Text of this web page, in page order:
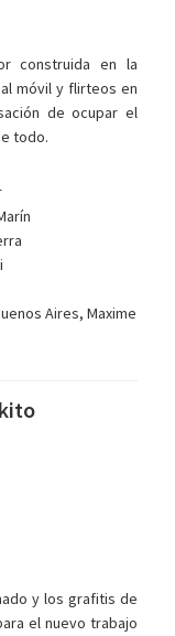
construida en la
móvil y flirteos en
de ocupar el
todo.
Aires, Maxime
y los grafitis de
el nuevo trabajo